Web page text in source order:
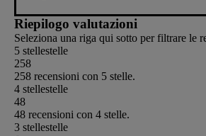
Riepilogo valutazioni
Seleziona una riga qui sotto per filtrare le
5 stellestelle
258
258 recensioni con 5 stelle.
4 stellestelle
48
48 recensioni con 4 stelle.
3 stellestelle